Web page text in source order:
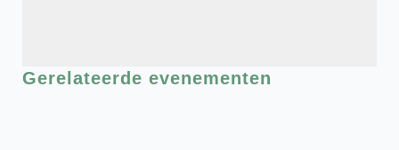
Gerelateerde evenementen